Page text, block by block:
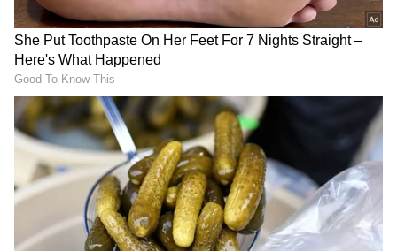
ನಿರ್ದೇಶಕ ಸುಜೀತ್ ಮತ್ತು ಪವನ್ ಕಲ್ಯಾಣ್ ಕಾಂಬಿನೇಷನ್
ಅಂದರೆ ಅದು ಬಾಕ್ಸ್ ಆಫೀಸ್ ಧೂಳಿಪಟವಾಗುವುದು
ಗ್ಯಾರಂಟಿ ಎಂಬ ನಂಬಿಕೆ ಸ್ಯಾಂಡಲ್‌ವುಡ್‌ನಿಂದ
ಟಾಲಿವುಡ್‌ವರೆಗೆ ಇದೆ. 'OG' ಸಿನಿಮಾ ಬಿಡುಗಡೆಗೂ ಮುನ್ನವೇ
Rajinikanth: ಟ್ರೋಲರ್‌ಗಳ
ಸೀರಿಯಸ್ಸಾಗಿಯೇ ಟಾಂಗ್ ಕೊಟ್ಟ
'ಡೆಡ್ಲಿ ಡಾಕ್ಟರ್'
ಕಣ್ಣು ಅವನ ಆಯ್ಕೆ' ಅಂತಾರೆ!
ಗಾಯಕಿ ಸುನೀತ ಹೇಳಿಕೆ ವೈರಲ್